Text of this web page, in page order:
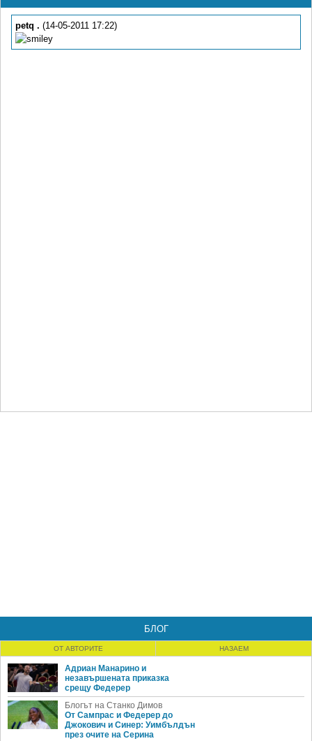
petq . (14-05-2011 17:22)
БЛОГ
ОТ АВТОРИТЕ НАЗАЕМ
Адриан Манарино и
незавършената приказка
срещу Федерер
Блогът на Станко Димов
От Сампрас и Федерер до
Джокович и Синер: Уимбълдън
през очите на Серина